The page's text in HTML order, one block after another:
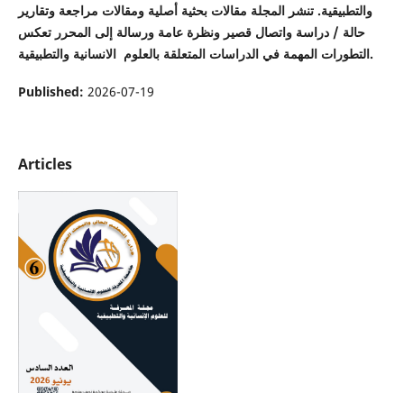
والتطبيقية. تنشر المجلة مقالات بحثية أصلية ومقالات مراجعة وتقارير
حالة / دراسة واتصال قصير ونظرة عامة ورسالة إلى المحرر تعكس
التطورات المهمة في الدراسات المتعلقة بالعلوم الانسانية والتطبيقية.
Published: 2026-07-19
Articles